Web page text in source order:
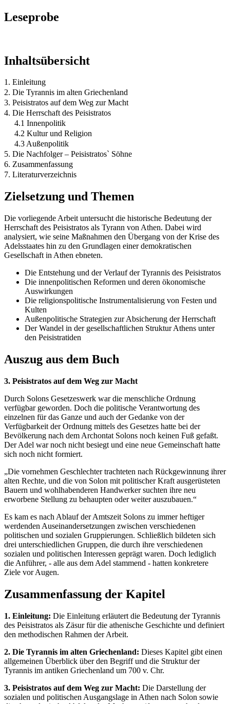
Leseprobe
Inhaltsübersicht
1. Einleitung
2. Die Tyrannis im alten Griechenland
3. Peisistratos auf dem Weg zur Macht
4. Die Herrschaft des Peisistratos
4.1 Innenpolitik
4.2 Kultur und Religion
4.3 Außenpolitik
5. Die Nachfolger – Peisistratos` Söhne
6. Zusammenfassung
7. Literaturverzeichnis
Zielsetzung und Themen
Die vorliegende Arbeit untersucht die historische Bedeutung der
Herrschaft des Peisistratos als Tyrann von Athen. Dabei wird
analysiert, wie seine Maßnahmen den Übergang von der Krise des
Adelsstaates hin zu den Grundlagen einer demokratischen
Gesellschaft in Athen ebneten.
Die Entstehung und der Verlauf der Tyrannis des Peisistratos
Die innenpolitischen Reformen und deren ökonomische
Auswirkungen
Die religionspolitische Instrumentalisierung von Festen und
Kulten
Außenpolitische Strategien zur Absicherung der Herrschaft
Der Wandel in der gesellschaftlichen Struktur Athens unter
den Peisistratiden
Auszug aus dem Buch
3. Peisistratos auf dem Weg zur Macht
Durch Solons Gesetzeswerk war die menschliche Ordnung
verfügbar geworden. Doch die politische Verantwortung des
einzelnen für das Ganze und auch der Gedanke von der
Verfügbarkeit der Ordnung mittels des Gesetzes hatte bei der
Bevölkerung nach dem Archontat Solons noch keinen Fuß gefaßt.
Der Adel war noch nicht besiegt und eine neue Gemeinschaft hatte
sich noch nicht formiert.
„Die vornehmen Geschlechter trachteten nach Rückgewinnung ihrer
alten Rechte, und die von Solon mit politischer Kraft ausgerüsteten
Bauern und wohlhabenderen Handwerker suchten ihre neu
erworbene Stellung zu behaupten oder weiter auszubauen.“
Es kam es nach Ablauf der Amtszeit Solons zu immer heftiger
werdenden Auseinandersetzungen zwischen verschiedenen
politischen und sozialen Gruppierungen. Schließlich bildeten sich
drei unterschiedlichen Gruppen, die durch ihre verschiedenen
sozialen und politischen Interessen geprägt waren. Doch lediglich
die Anführer, - alle aus dem Adel stammend - hatten konkretere
Ziele vor Augen.
Zusammenfassung der Kapitel
1. Einleitung: Die Einleitung erläutert die Bedeutung der Tyrannis
des Peisistratos als Zäsur für die athenische Geschichte und definiert
den methodischen Rahmen der Arbeit.
2. Die Tyrannis im alten Griechenland: Dieses Kapitel gibt einen
allgemeinen Überblick über den Begriff und die Struktur der
Tyrannis im antiken Griechenland um 700 v. Chr.
3. Peisistratos auf dem Weg zur Macht: Die Darstellung der
sozialen und politischen Ausgangslage in Athen nach Solon sowie